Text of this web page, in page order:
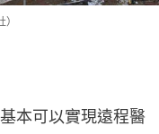
本可以實現遠程醫